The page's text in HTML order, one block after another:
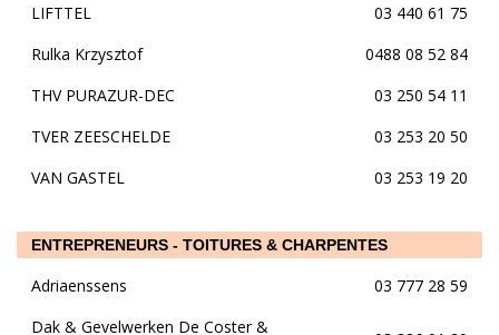
LIFTTEL
03 440 61 75
Rulka Krzysztof
0488 08 52 84
THV PURAZUR-DEC
03 250 54 11
TVER ZEESCHELDE
03 253 20 50
VAN GASTEL
03 253 19 20
ENTREPRENEURS - TOITURES & CHARPENTES
Adriaenssens
03 777 28 59
Dak & Gevelwerken De Coster &